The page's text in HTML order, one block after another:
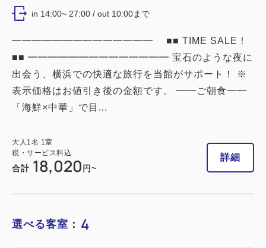
税・サービス料込
23,400円
シングルサイズ / 幅90-130cm×2
Wi-Fiあり（無料）
in 14:00~ 27:00 / out 10:00まで
━━━━━━━━━━━━━━ ■■ TIME SALE！
■■ ━━━━━━━━━━━━━━ 宝石のような夜に
出会う、横浜での快適な旅行を当館がサポート！ ※
表示価格はお値引き後の金額です。 ━━ご朝食━━
「海鮮×中華」で目...
大人 1名 1室
税・サービス料込
合計 18,020 円~
詳細
選べる客室： 4